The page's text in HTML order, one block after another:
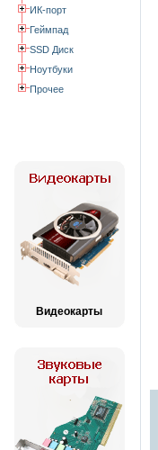
ИК-порт
Геймпад
SSD Диск
Ноутбуки
Прочее
Видеокарты